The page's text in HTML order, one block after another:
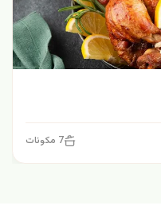
7 مكونات